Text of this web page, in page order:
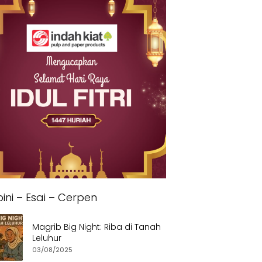
– Esai – Cerpen
Magrib Big Night: Riba di Tanah
Leluhur
03/08/2025